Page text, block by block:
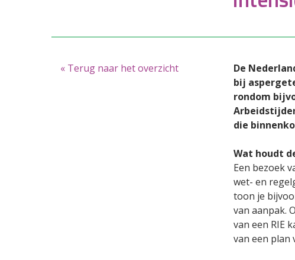
« Terug naar het overzicht
De
bij
rondom
die
Wat houdt
Een bezoek
wet- en
toon je
van aanpak.
van een RIE
van een plan